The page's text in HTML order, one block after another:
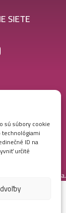
sú súbory cookie
ID na
určité
SIETE
Ametica.